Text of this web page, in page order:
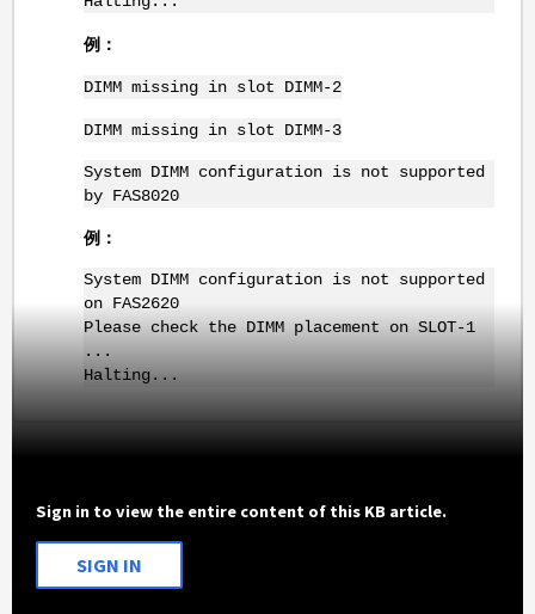
例：
DIMM missing in slot DIMM-2
DIMM missing in slot DIMM-3
System DIMM configuration is not supported
by FAS8020
例：
System DIMM configuration is not supported
on FAS2620
Please check the DIMM placement on SLOT-1
...
Halting...
Sign in to view the entire content of this KB article.
SIGN IN